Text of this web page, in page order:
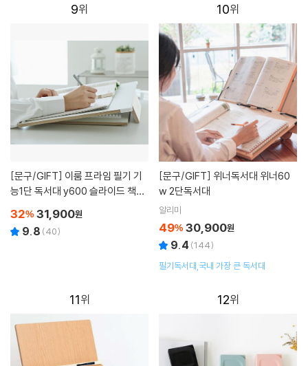
9
[문구/GIFT]
능1단 독서대 y600 슬라이드 책받
32% 31,900원
9.8 (40)
10
[문구/GIFT]
w 2단독서대
알리미
49% 30,900원
9.4 (144)
필기독서대,국내 가장 큰 독서대
11 12